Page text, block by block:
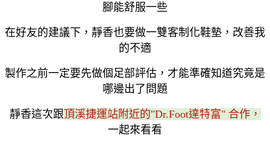
腳能舒服一些
在好友的建議下，靜香也要做一雙客制化鞋墊，改善我
的不適
製作之前一定要先做個足部評估，才能準確知道究竟是
哪邊出了問題
靜香這次跟頂溪捷運站附近的"Dr.Foot達特富" 合作，
一起來看看